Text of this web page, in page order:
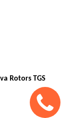
Rotors TGS